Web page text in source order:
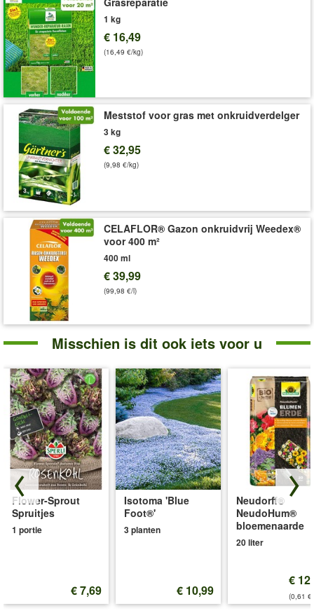
1 kg
€ 16,49
(16,49 €/kg)
Meststof voor gras met onkruidverdelger
3 kg
€ 32,95
(9,98 €/kg)
CELAFLOR® Gazon onkruidvrij Weedex®
voor 400 m²
400 ml
€ 39,99
(99,98 €/l)
Misschien is dit ook iets voor u
Flower-Sprout
Spruitjes
1 portie
€ 7,69
Isotoma 'Blue
Foot®'
3 planten
€ 10,99
Neudorff®
NeudoHum®
bloemenaarde
20 liter
€
(0,61